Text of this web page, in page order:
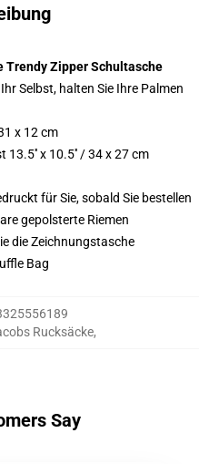
Trendy Zipper Schultasche
Selbst, halten Sie Ihre Palmen
x 12 cm
x 10.5′′ / 34 x 27 cm
für Sie, sobald Sie bestellen
gepolsterte Riemen
die Zeichnungstasche
Bag
Rucksäcke,
Say